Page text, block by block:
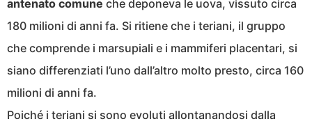
antenato comune che deponeva le uova, vissuto circa
180 milioni di anni fa. Si ritiene che i teriani, il gruppo
che comprende i marsupiali e i mammiferi placentari, si
siano differenziati l’uno dall’altro molto presto, circa 160
milioni di anni fa.
Poiché i teriani si sono evoluti allontanandosi dalla